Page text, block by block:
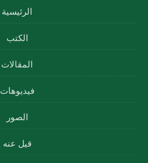
الرئيسية
الكتب
المقالات
فيديوهات
الصور
قيل عنه